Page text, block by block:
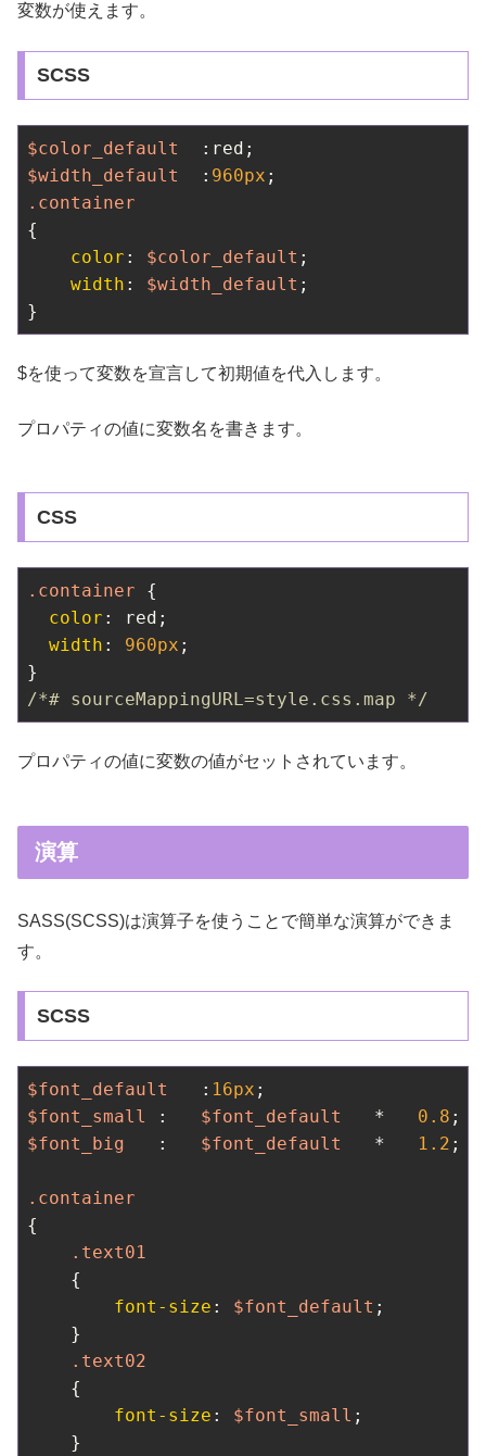
変数が使えます。
SCSS
$color_default
$width_default
  :
960px
.container
{
color : $color_default ;
width : $width_default ;
}
$を使って変数を宣言して初期値を代入します。
プロパティの値に変数名を書きます。
CSS
.container {
color : red;
width : 960px ;
/*# sourceMappingURL=style.css.map */
プロパティの値に変数の値がセットされています。
演算
SASS(SCSS)は演算子を使うことで簡単な演算ができま
す。
SCSS
$font_default
   :
16px
$font_small
: $font_default
   *
0.8
$font_big
   :
$font_default
   *
1.2 ;
.container
{
.text01
    {
font-size : $font_default ;
    }
.text02
    {
font-size : $font_small ;
    }